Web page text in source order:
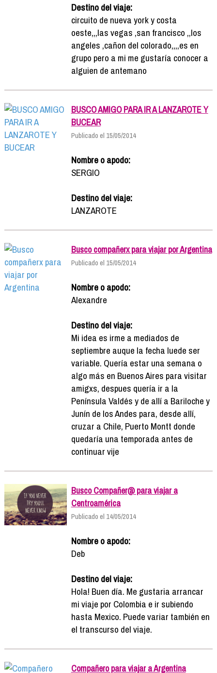
Destino del viaje:
circuito de nueva york y costa
oeste,,,las vegas ,san francisco ,,los
angeles ,cañon del colorado,,,,es en
grupo pero a mi me gustaría conocer a
alguien de antemano
BUSCO AMIGO PARA IR A LANZAROTE Y
BUCEAR
Publicado el 15/05/2014
Nombre o apodo:
SERGIO
Destino del viaje:
LANZAROTE
Busco compañerx para viajar por Argentina
Publicado el 15/05/2014
Nombre o apodo:
Alexandre
Destino del viaje:
Mi idea es irme a mediados de
septiembre auque la fecha luede ser
variable. Quería estar una semana o
algo más en Buenos Aires para visitar
amigxs, despues quería ir a la
Península Valdés y de allí a Bariloche y
Junín de los Andes para, desde allí,
cruzar a Chile, Puerto Montt donde
quedaría una temporada antes de
continuar vije
Busco Compañer@ para viajar a
Centroamérica
Publicado el 14/05/2014
Nombre o apodo:
Deb
Destino del viaje:
Hola! Buen día. Me gustaria arrancar
mi viaje por Colombia e ir subiendo
hasta Mexico. Puede variar también en
el transcurso del viaje.
Compañero para viajar a Argentina